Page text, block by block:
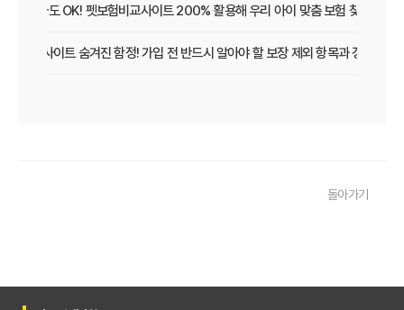
초보 집사도 OK! 펫보험비교사이트 200% 활용해 우리 아이 맞춤 보험 찾는 법
험비교사이트 숨겨진 함정! 가입 전 반드시 알아야 할 보장 제외 항목과 갱신 조건
돌아가기